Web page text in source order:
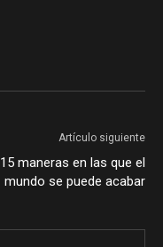
Artículo siguiente
15 maneras en las que el
mundo se puede acabar